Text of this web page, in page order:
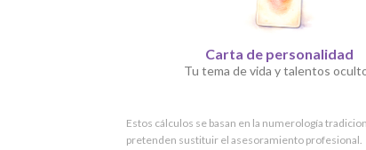
Carta de personalidad
Tu tema de vida y talentos
Estos cálculos se basan en la numerología
pretenden sustituir el asesoramiento profesional.